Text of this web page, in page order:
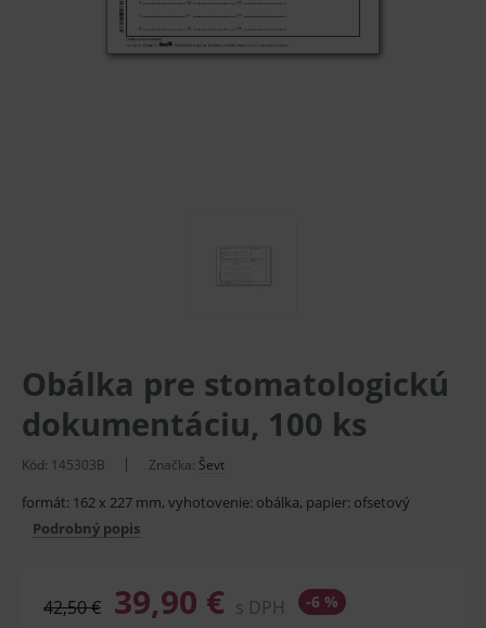
Obálka pre stomatologickú
dokumentáciu, 100 ks
Kód: 145303B Značka: Ševt
formát: 162 x 227 mm, vyhotovenie: obálka, papier: ofsetový
Podrobný popis
42,50 € 39,90 € s DPH -6 %